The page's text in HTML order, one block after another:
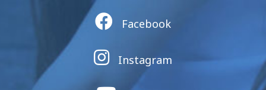
Facebook
Instagram